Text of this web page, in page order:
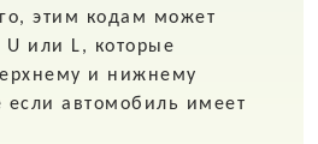
этим кодам может
U или L, которые
и нижнему
если автомобиль имеет